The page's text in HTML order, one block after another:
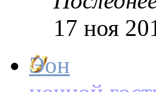
17 ноя
Эон